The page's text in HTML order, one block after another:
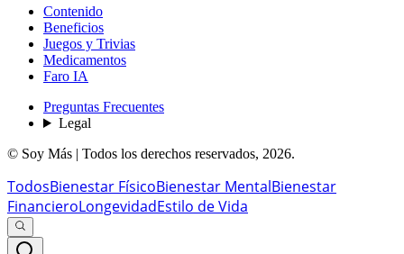
Contenido
Beneficios
Juegos y Trivias
Medicamentos
Faro IA
Preguntas Frecuentes
Legal
© Soy Más | Todos los derechos reservados, 2026.
TodosBienestar FísicoBienestar MentalBienestar
FinancieroLongevidadEstilo de Vida